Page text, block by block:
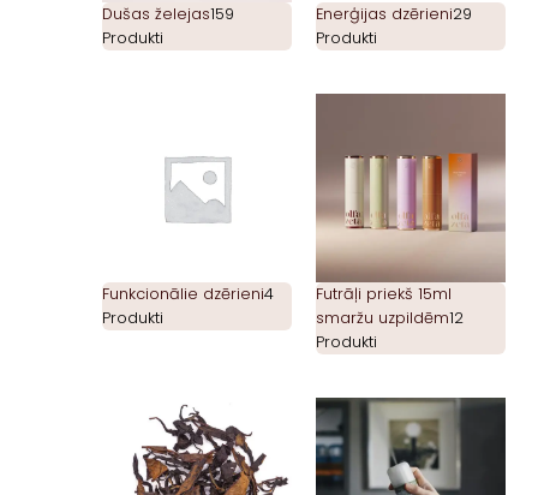
Dušas želejas159
Produkti
Enerģijas dzērieni29
Produkti
Funkcionālie dzērieni4
Produkti
Futrāļi priekš 15ml
smaržu uzpildēm12
Produkti